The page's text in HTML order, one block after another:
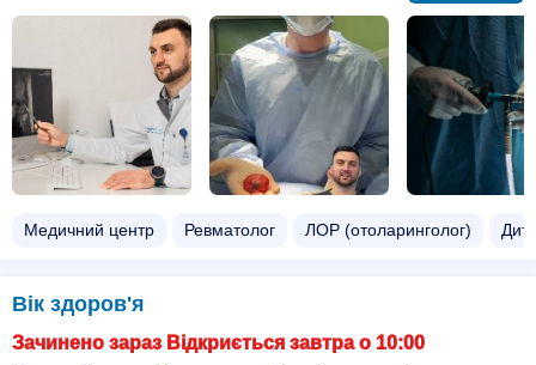
Медичний центр Ревматолог ЛОР (отоларинголог)
Вік здоров'я
Зачинено зараз Відкриється завтра о 10:00